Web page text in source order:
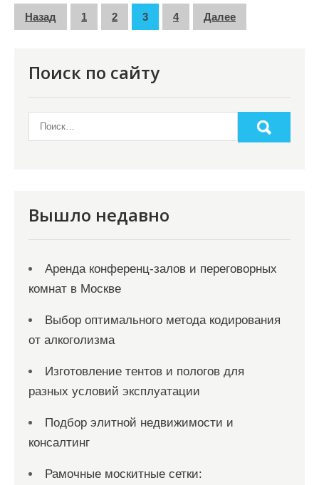
ПНазад 1 2 3 4 Далее
Поиск по сайту
Вышло недавно
Аренда конференц-залов и переговорных
комнат в Москве
Выбор оптимального метода кодирования
от алкоголизма
Изготовление тентов и пологов для
разных условий эксплуатации
Подбор элитной недвижимости и
консалтинг
Рамочные москитные сетки: